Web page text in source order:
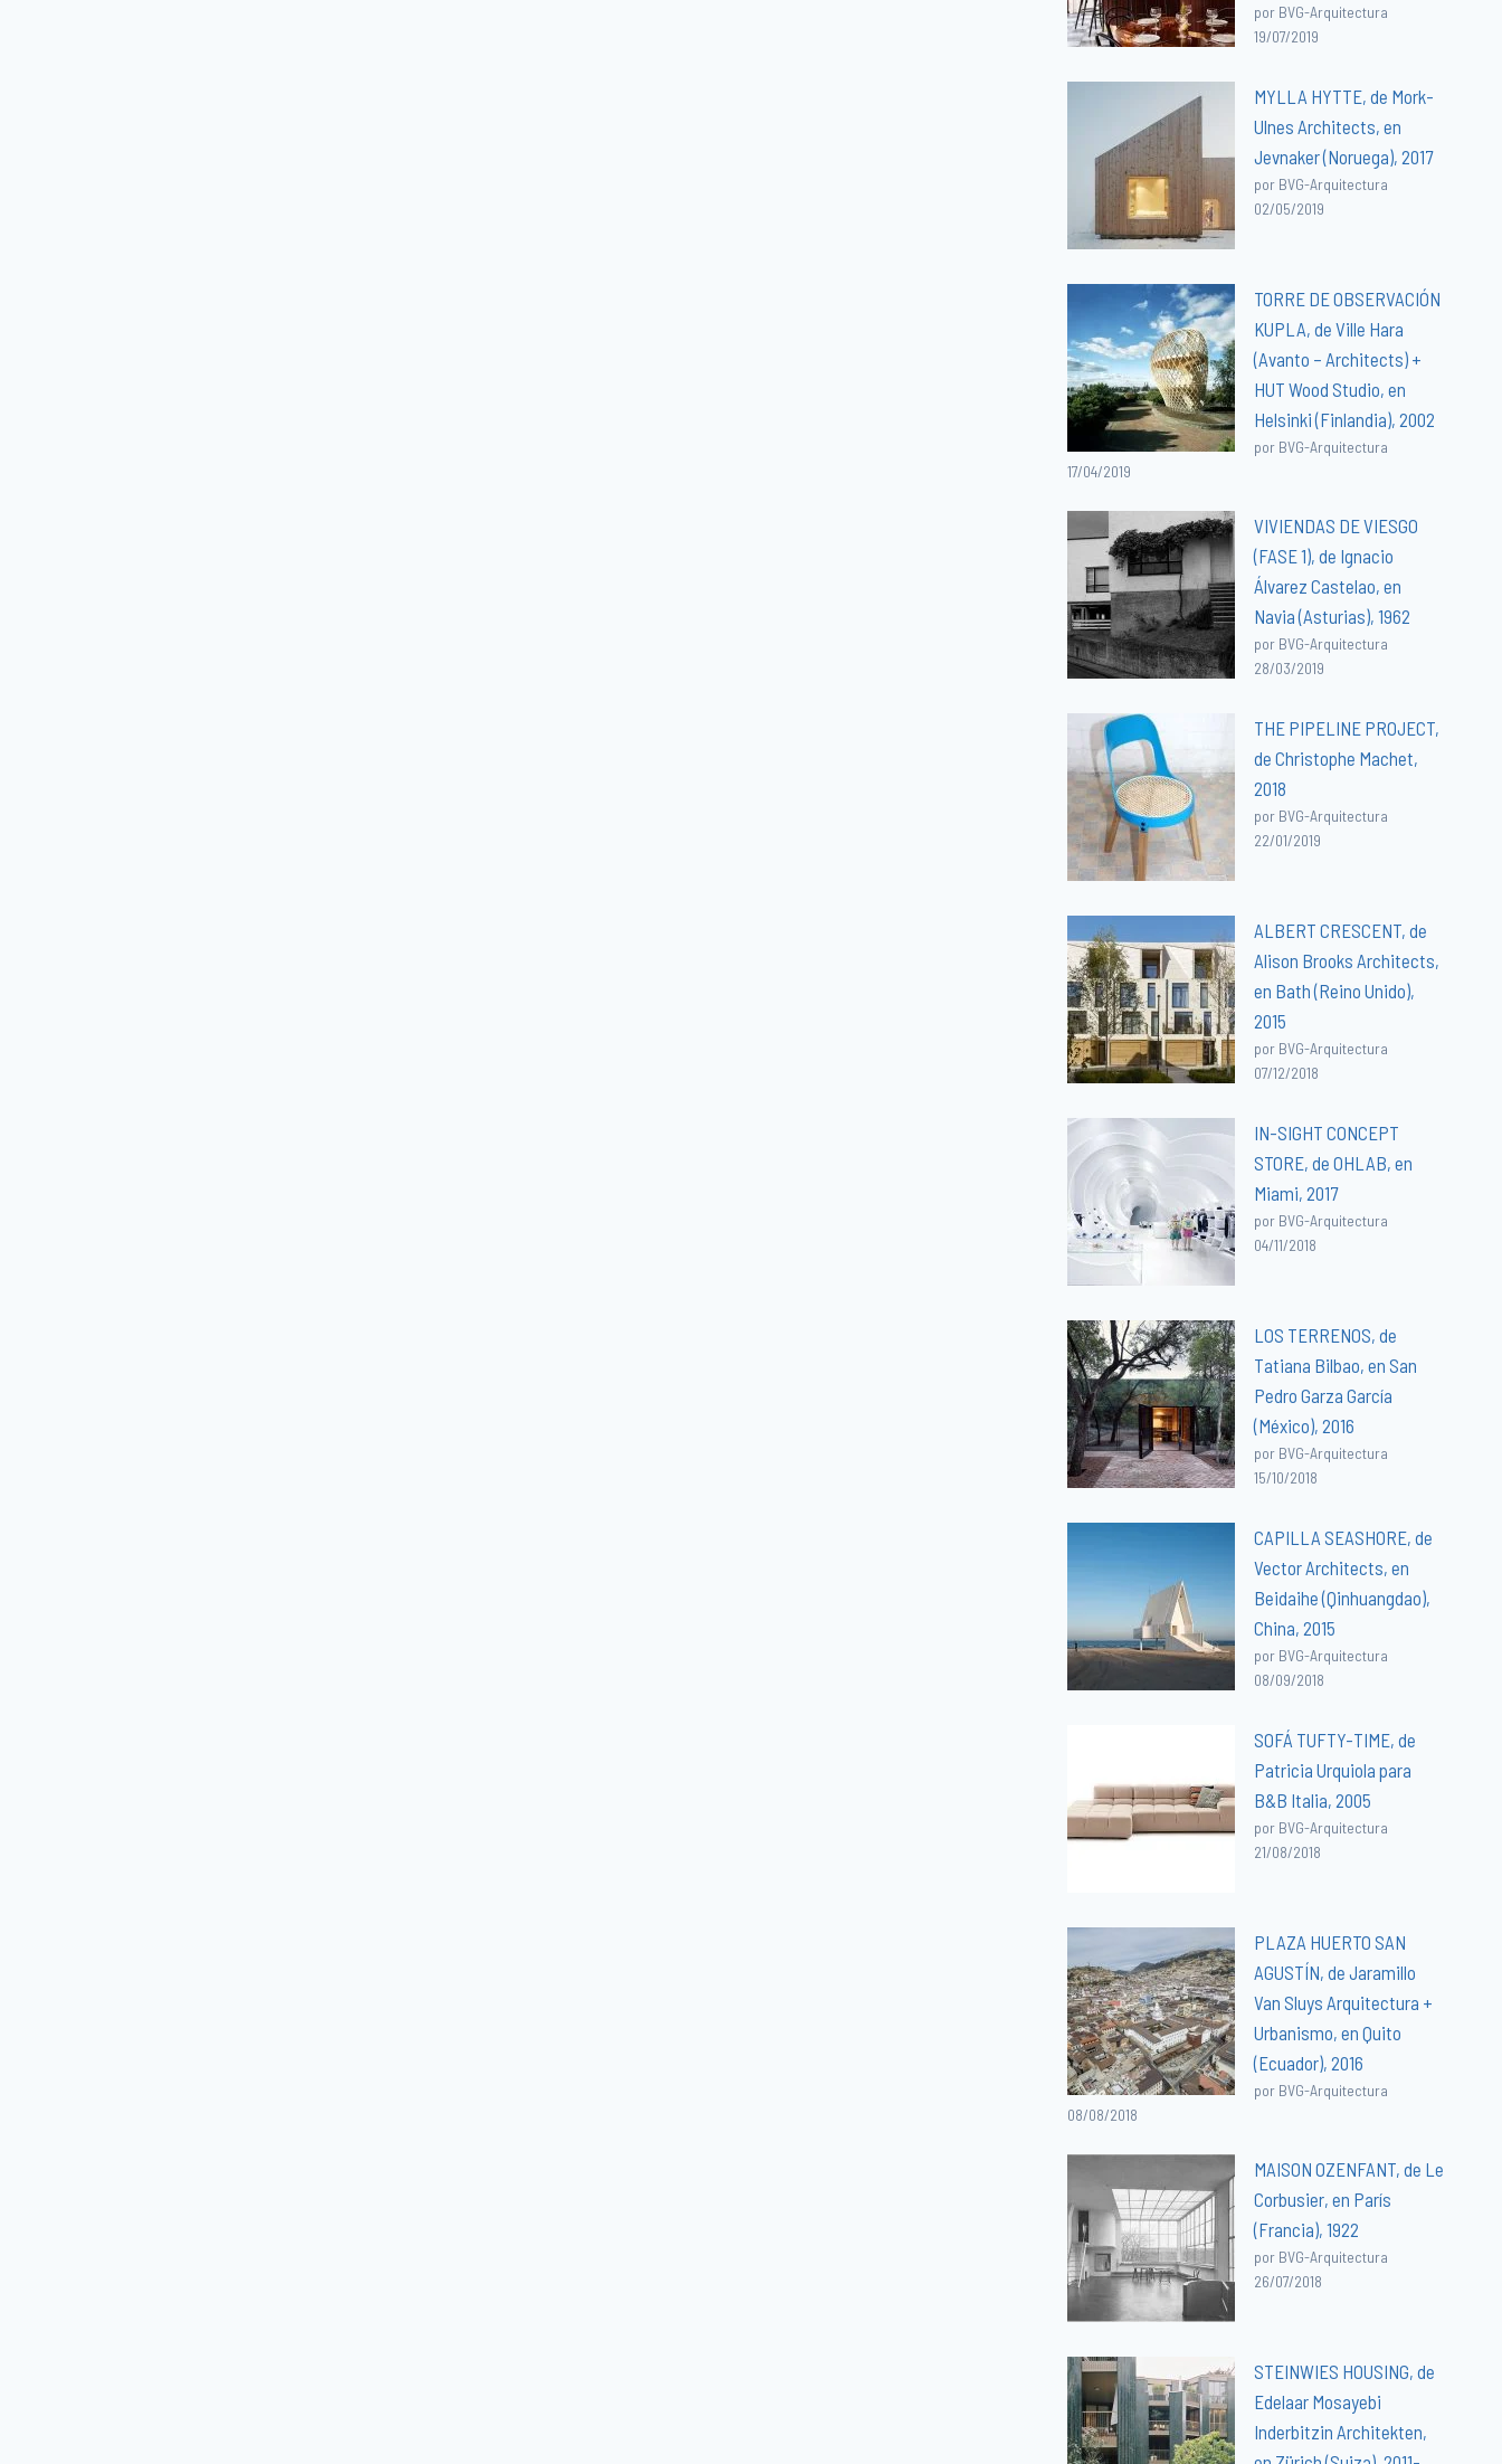
por BVG-Arquitectura
19/07/2019
MYLLA HYTTE, de Mork-
Ulnes Architects, en
Jevnaker (Noruega), 2017
por BVG-Arquitectura
02/05/2019
TORRE DE OBSERVACIÓN
KUPLA, de Ville Hara
(Avanto – Architects) +
HUT Wood Studio, en
Helsinki (Finlandia), 2002
por BVG-Arquitectura
17/04/2019
VIVIENDAS DE VIESGO
(FASE 1), de Ignacio
Álvarez Castelao, en
Navia (Asturias), 1962
por BVG-Arquitectura
28/03/2019
THE PIPELINE PROJECT,
de Christophe Machet,
2018
por BVG-Arquitectura
22/01/2019
ALBERT CRESCENT, de
Alison Brooks Architects,
en Bath (Reino Unido),
2015
por BVG-Arquitectura
07/12/2018
IN-SIGHT CONCEPT
STORE, de OHLAB, en
Miami, 2017
por BVG-Arquitectura
04/11/2018
LOS TERRENOS, de
Tatiana Bilbao, en San
Pedro Garza García
(México), 2016
por BVG-Arquitectura
15/10/2018
CAPILLA SEASHORE, de
Vector Architects, en
Beidaihe (Qinhuangdao),
China, 2015
por BVG-Arquitectura
08/09/2018
SOFÁ TUFTY-TIME, de
Patricia Urquiola para
B&B Italia, 2005
por BVG-Arquitectura
21/08/2018
PLAZA HUERTO SAN
AGUSTÍN, de Jaramillo
Van Sluys Arquitectura +
Urbanismo, en Quito
(Ecuador), 2016
por BVG-Arquitectura
08/08/2018
MAISON OZENFANT, de Le
Corbusier, en París
(Francia), 1922
por BVG-Arquitectura
26/07/2018
STEINWIES HOUSING, de
Edelaar Mosayebi
Inderbitzin Architekten,